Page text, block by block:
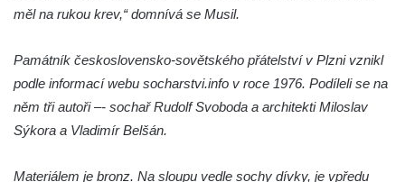
Socha ležícího koně v Sadech
Československé armády v Teplicích
Socha Medvídě v Tierpark Chemnitz
Sochy Ležící žena v Tierpark Chemnitz
měl na rukou krev,“ domnívá se Musil.
Památník československo-sovětského přátelství v Plzni vznikl
podle informací webu socharstvi.info v roce 1976. Podíleli se na
něm tři autoři –- sochař Rudolf Svoboda a architekti Miloslav
Sýkora a Vladimír Belšán.
Materiálem je bronz. Na sloupu vedle sochy dívky, je vpředu